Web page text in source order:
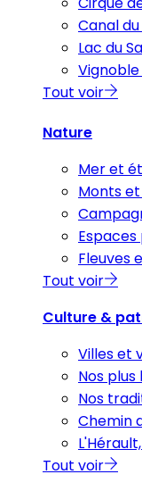
Canal du
Lac du
Tout voir
Nature
Mer et
Monts
Fleuves
Tout voir
Culture &
Villes et
Nos
Nos
Chemin
Tout voir